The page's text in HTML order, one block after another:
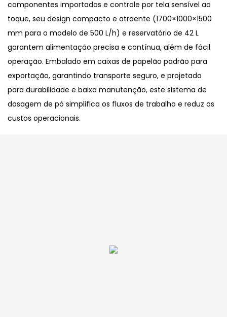
componentes importados e controle por tela sensível ao
toque, seu design compacto e atraente (1700×1000×1500
mm para o modelo de 500 L/h) e reservatório de 42 L
garantem alimentação precisa e contínua, além de fácil
operação. Embalado em caixas de papelão padrão para
exportação, garantindo transporte seguro, e projetado
para durabilidade e baixa manutenção, este sistema de
dosagem de pó simplifica os fluxos de trabalho e reduz os
custos operacionais.